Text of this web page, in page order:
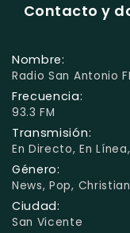
Contacto y
Nombre:
Radio San Antonio
Frecuencia:
93.3 FM
Transmisión:
En Directo, En
Género:
News, Pop,
Ciudad:
San Vicente